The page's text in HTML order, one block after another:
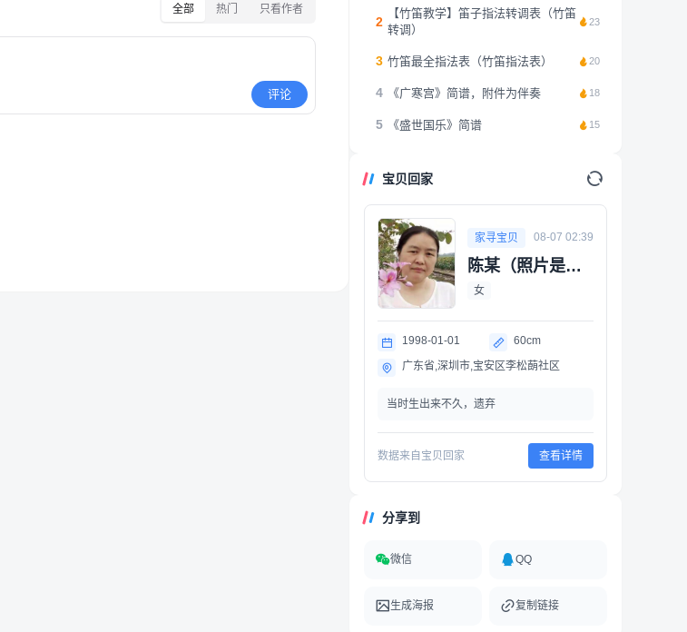
全部 热门 只看作者
评论
2
【竹笛教学】笛子指法转调表（竹笛
转调）
23
3 竹笛最全指法表（竹笛指法表） 20
4 《广寒宫》简谱，附件为伴奏 18
5 《盛世国乐》简谱 15
宝贝回家
家寻宝贝 08-07 02:39
陈某（照片是母亲）（遗弃）
女
1998-01-01
60cm
广东省,深圳市,宝安区李松蓢社区
当时生出来不久，遗弃
数据来自宝贝回家 查看详情
分享到
微信 QQ
生成海报 复制链接